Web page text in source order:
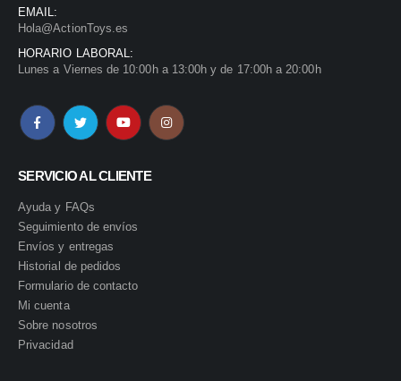
EMAIL:
Hola@ActionToys.es
HORARIO LABORAL:
Lunes a Viernes de 10:00h a 13:00h y de 17:00h a 20:00h
SERVICIO AL CLIENTE
Ayuda y FAQs
Seguimiento de envíos
Envíos y entregas
Historial de pedidos
Formulario de contacto
Mi cuenta
Sobre nosotros
Privacidad